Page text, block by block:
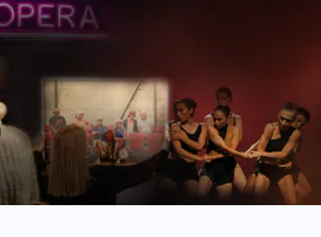
est-elle la capitale des
?